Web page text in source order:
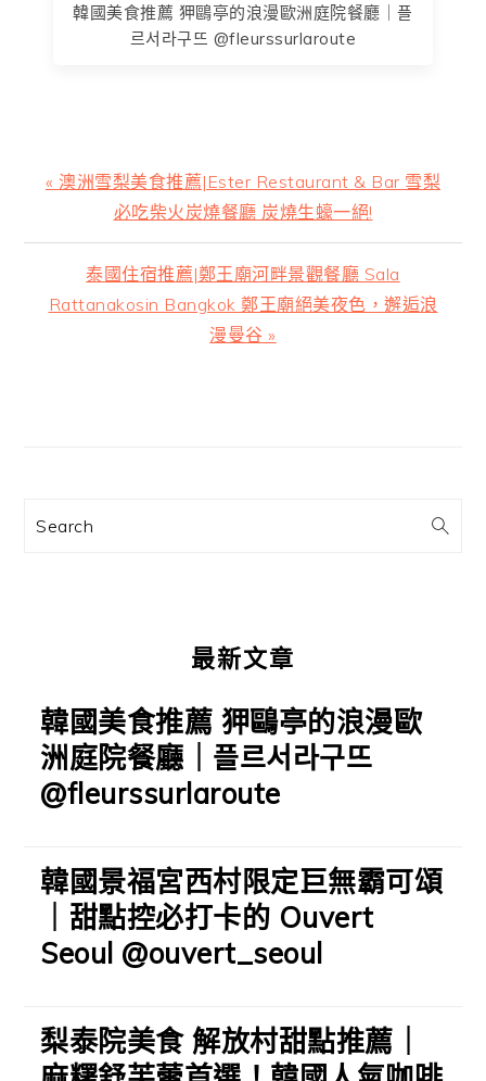
韓國美食推薦 狎鷗亭的浪漫歐洲庭院餐廳｜플
르서라구뜨 @fleurssurlaroute
上
篇
章:
« 澳洲雪梨美食推薦|Ester Restaurant & Bar 雪梨
必吃柴火炭燒餐廳 炭燒生蠔一絕!
下
一
泰國住宿推薦|鄭王廟河畔景觀餐廳 Sala
Rattanakosin Bangkok 鄭王廟絕美夜色，邂逅浪
漫曼谷 »
訊
Search
最新文章
韓國美食推薦 狎鷗亭的浪漫歐
洲庭院餐廳｜플르서라구뜨
@fleurssurlaroute
韓國景福宮西村限定巨無霸可頌
｜甜點控必打卡的 Ouvert
Seoul @ouvert_seoul
梨泰院美食 解放村甜點推薦｜